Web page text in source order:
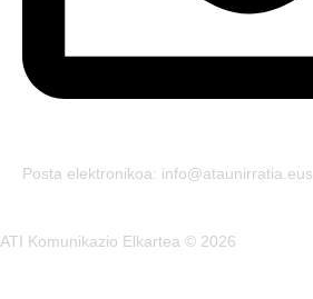
Posta elektronikoa: info@ataunirratia.eus
ATI Komunikazio Elkartea © 2026